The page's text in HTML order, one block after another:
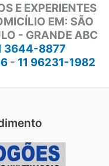
E EXPERIENTES
EM: SÃO
- GRANDE ABC
3644-8877
- 11 96231-1982